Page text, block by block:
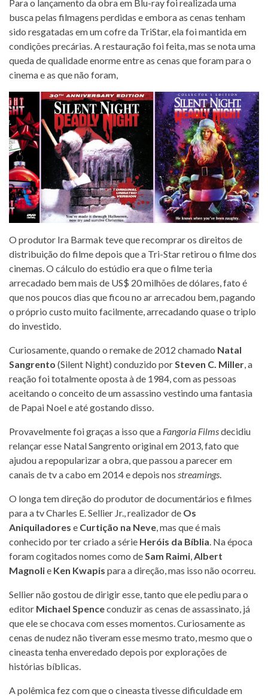
Para o lançamento da obra em Blu-ray foi realizada uma
busca pelas filmagens perdidas e embora as cenas tenham
sido resgatadas em um cofre da TriStar, ela foi mantida em
condições precárias. A restauração foi feita, mas se nota uma
queda de qualidade enorme entre as cenas que foram para o
cinema e as que não foram,
O produtor Ira Barmak teve que recomprar os direitos de
distribuição do filme depois que a Tri-Star retirou o filme dos
cinemas. O cálculo do estúdio era que o filme teria
arrecadado bem mais de US$ 20 milhões de dólares, fato é
que nos poucos dias que ficou no ar arrecadou bem, pagando
o próprio custo muito facilmente, arrecadando quase o triplo
do investido.
Curiosamente, quando o remake de 2012 chamado Natal
Sangrento (Silent Night) conduzido porSteven C. Miller, a
reação foi totalmente oposta à de 1984, com as pessoas
aceitando o conceito de um assassino vestindo uma fantasia
de Papai Noel e até gostando disso.
Provavelmente foi graças a isso que a Fangoria Filmsdecidiu
relançar esse Natal Sangrento original em 2013, fato que
ajudou a repopularizar a obra, que passou a parecer em
canais de tv a cabo em 2014 e depois nos streamings.
O longa tem direção do produtor de documentários e filmes
para a tv Charles E. Sellier Jr., realizador de Os
Aniquiladores e Curtição na Neve, mas que é mais
conhecido por ter criado a série Heróis da Bíblia. Na época
foram cogitados nomes como deSam Raimi,Albert
Magnolie Ken Kwapis para a direção, mas isso não ocorreu.
Sellier não gostou de dirigir esse, tanto que ele pediu para o
editor Michael Spenceconduzir as cenas de assassinato, já
que ele se chocava com esses momentos. Curiosamente as
cenas de nudez não tiveram esse mesmo trato, mesmo que o
cineasta tenha enveredado depois por explorações de
histórias bíblicas.
A polêmica fez com que o cineasta tivesse dificuldade em